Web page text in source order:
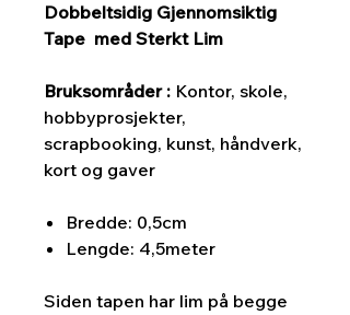
Dobbeltsidig Gjennomsiktig
Tape med Sterkt Lim
Bruksområder : Kontor, skole,
hobbyprosjekter,
scrapbooking, kunst, håndverk,
kort og gaver
Bredde: 0,5cm
Lengde: 4,5meter
Siden tapen har lim på begge